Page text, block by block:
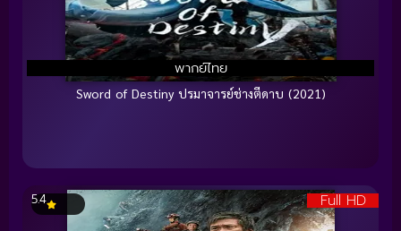
พากย์ไทย
Sword of Destiny ปรมาจารย์ช่างตีดาบ (2021)
Full HD
5.4